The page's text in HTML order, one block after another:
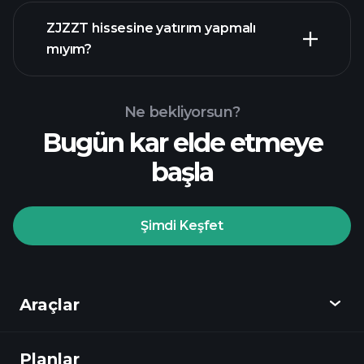
mali raporlar
Playtrade
ZJZZT hissesine yatırım yapmalı
mıyım?
günlük piyasa analizlerine
Watchlist'leri
Ne bekliyorsun?
Bugün kar elde etmeye
başla
Şimdi Keşfet
Araçlar
Keşfet
Planlar